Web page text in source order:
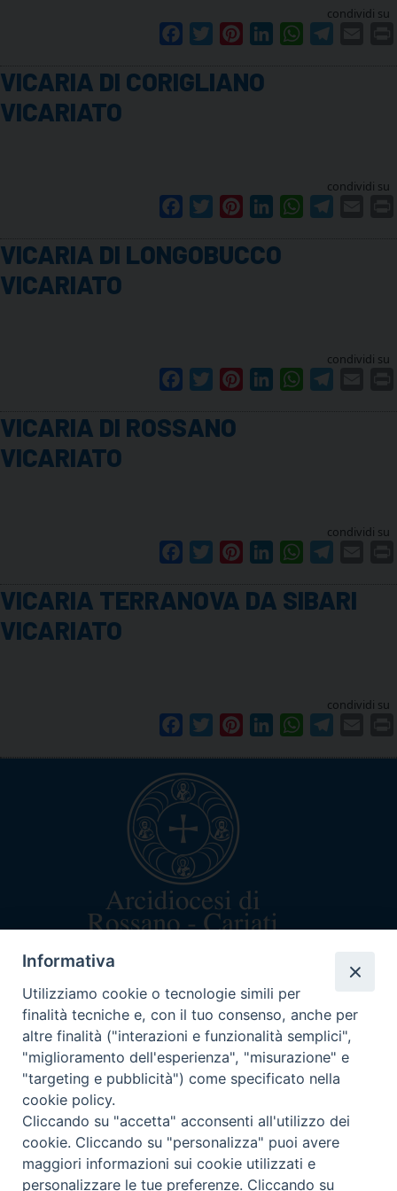
condividi su
FacebookTwitterPinterestLinkedInWhatsApp
VICARIA DI CORIGLIANO
VICARIATO
condividi su
FacebookTwitterPinterestLinkedInWhatsApp
VICARIA DI LONGOBUCCO
VICARIATO
condividi su
FacebookTwitterPinterestLinkedInWhatsApp
VICARIA DI ROSSANO
VICARIATO
condividi su
FacebookTwitterPinterestLinkedInWhatsApp
VICARIA TERRANOVA DA SIBARI
VICARIATO
condividi su
FacebookTwitterPinterestLinkedInWhatsApp
arcivescovo@rossanocariati.it
+39 0983 520282
Via Arcivescovado 5
87067 Rossano (CS)
C.F. 87003160782
ORARI DI CURIA
Lun-mar-mer dalle 9:30-12:30
Informativa
Utilizziamo cookie o tecnologie simili per
finalità tecniche e, con il tuo consenso, anche per
altre finalità ("interazioni e funzionalità semplici",
"miglioramento dell'esperienza", "misurazione" e
"targeting e pubblicità") come specificato nella
cookie policy.
Cliccando su "accetta" acconsenti all'utilizzo dei
cookie. Cliccando su "personalizza" puoi avere
maggiori informazioni sui cookie utilizzati e
personalizzare le tue preferenze. Cliccando su